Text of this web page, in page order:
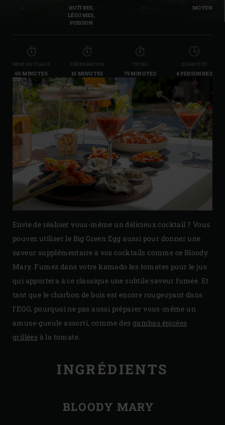
-
HUÎTRES,
LÉGUMES,
POISSON
- MOYEN
MISE EN PLACE
65 MINUTES
PRÉPARATION
10 MINUTES
TOTAL
75 MINUTES
QUANTITÉ
4 PERSONNES
Envie de réaliser vous-même un délicieux cocktail ? Vous
pouvez utiliser le Big Green Egg aussi pour donner une
saveur supplémentaire à vos cocktails comme ce Bloody
Mary. Fumez dans votre kamado les tomates pour le jus
qui apportera à ce classique une subtile saveur fumée. Et
tant que le charbon de bois est encore rougeoyant dans
l’EGG, pourquoi ne pas aussi préparer vous-même un
amuse-gueule assorti, comme des gambas épicées
grillées à la tomate.
INGRÉDIENTS
BLOODY MARY